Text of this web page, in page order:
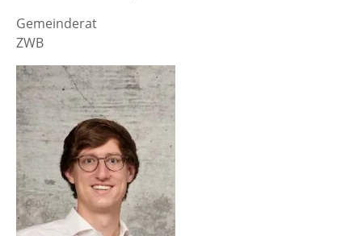
Gemeinderat
ZWB